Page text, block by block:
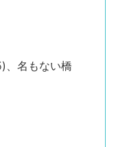
、名もない橋